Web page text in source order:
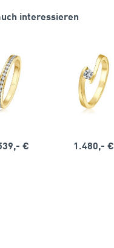
interessieren
€ 1.480,- €